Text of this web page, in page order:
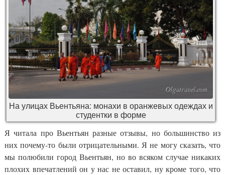
На улицах Вьентьяна: монахи в оранжевых одеждах и
студентки в форме
Я читала про Вьентьян разные отзывы, но большинство из
них почему-то были отрицательными. Я не могу сказать, что
мы полюбили город Вьентьян, но во всяком случае никаких
плохих впечатлений он у нас не оставил, ну кроме того, что